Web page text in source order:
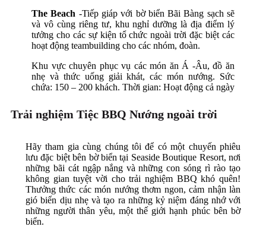
The Beach -Tiếp giáp với bờ biển Bãi Bàng sạch sẽ
và vô cùng riêng tư, khu nghỉ dưỡng là địa điểm lý
tưởng cho các sự kiện tổ chức ngoài trời đặc biệt các
hoạt động teambuilding cho các nhóm, đoàn.
Khu vực chuyên phục vụ các món ăn Á -Âu, đồ ăn
nhẹ và thức uống giải khát, các món nướng. Sức
chứa: 150 – 200 khách. Thời gian: Hoạt động cả ngày
Trải nghiệm Tiệc BBQ Nướng ngoài trời
Hãy tham gia cùng chúng tôi để có một chuyến phiêu
lưu đặc biệt bên bờ biển tại Seaside Boutique Resort, nơi
những bãi cát ngập nắng và những con sóng rì rào tạo
không gian tuyệt vời cho trải nghiệm BBQ khó quên!
Thưởng thức các món nướng thơm ngon, cảm nhận làn
gió biển dịu nhẹ và tạo ra những kỷ niệm đáng nhớ với
những người thân yêu, một thế giới hạnh phúc bên bờ
biển.